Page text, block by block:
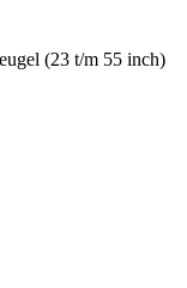
(23 t/m 55 inch)